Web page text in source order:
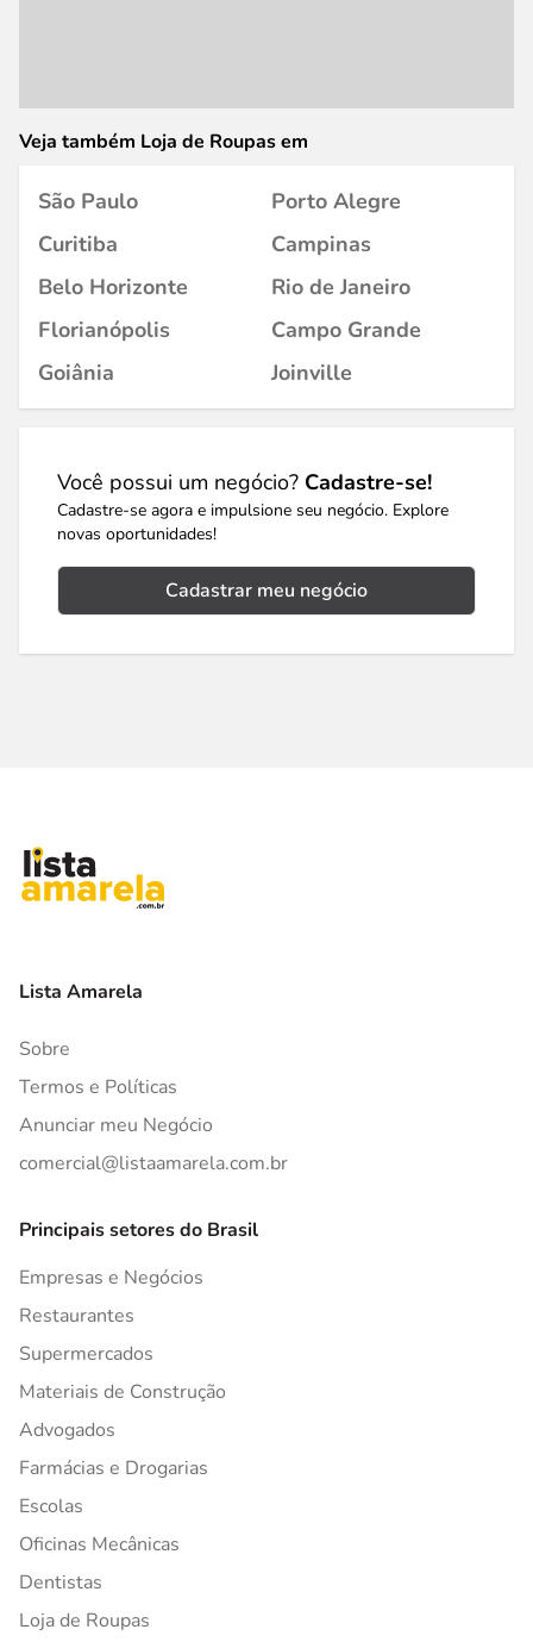
Veja também Loja de Roupas em
São Paulo
Porto Alegre
Curitiba
Campinas
Belo Horizonte
Rio de Janeiro
Florianópolis
Campo Grande
Goiânia
Joinville
Você possui um negócio? Cadastre-se!
Cadastre-se agora e impulsione seu negócio. Explore
novas oportunidades!
Cadastrar meu negócio
Lista Amarela
Sobre
Termos e Políticas
Anunciar meu Negócio
comercial@listaamarela.com.br
Principais setores do Brasil
Empresas e Negócios
Restaurantes
Supermercados
Materiais de Construção
Advogados
Farmácias e Drogarias
Escolas
Oficinas Mecânicas
Dentistas
Loja de Roupas